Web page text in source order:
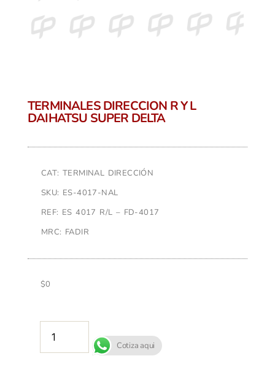
TERMINALES DIRECCION R Y L
DAIHATSU SUPER DELTA
CAT: TERMINAL DIRECCIÓN
SKU: ES-4017-NAL
REF: ES 4017 R/L – FD-4017
MRC: FADIR
$0
Cotiza aqui